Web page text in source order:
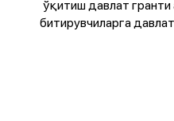
ўқитиш давлат
битирувчиларга